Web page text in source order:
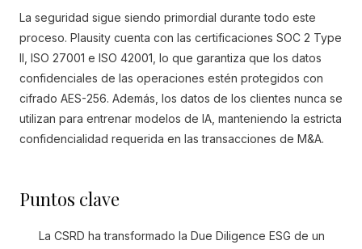
La seguridad sigue siendo primordial durante todo este
proceso. Plausity cuenta con las certificaciones SOC 2 Type
II, ISO 27001 e ISO 42001, lo que garantiza que los datos
confidenciales de las operaciones estén protegidos con
cifrado AES-256. Además, los datos de los clientes nunca se
utilizan para entrenar modelos de IA, manteniendo la estricta
confidencialidad requerida en las transacciones de M&A.
Puntos clave
La CSRD ha transformado la Due Diligence ESG de un